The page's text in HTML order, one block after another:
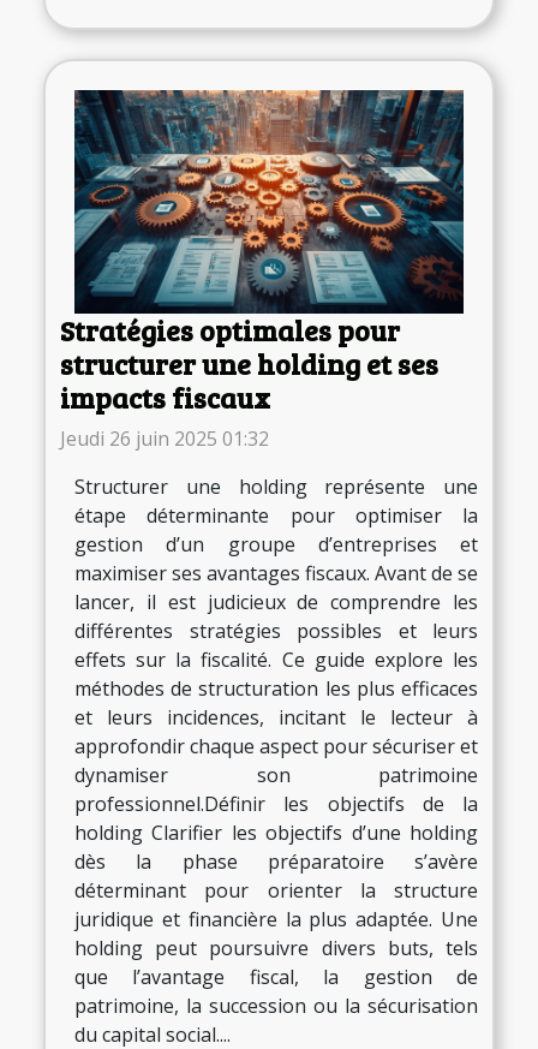
Stratégies optimales pour
structurer une holding et ses
impacts fiscaux
Jeudi 26 juin 2025 01:32
Structurer une holding représente une
étape déterminante pour optimiser la
gestion d’un groupe d’entreprises et
maximiser ses avantages fiscaux. Avant de se
lancer, il est judicieux de comprendre les
différentes stratégies possibles et leurs
effets sur la fiscalité. Ce guide explore les
méthodes de structuration les plus efficaces
et leurs incidences, incitant le lecteur à
approfondir chaque aspect pour sécuriser et
dynamiser son patrimoine
professionnel.Définir les objectifs de la
holding Clarifier les objectifs d’une holding
dès la phase préparatoire s’avère
déterminant pour orienter la structure
juridique et financière la plus adaptée. Une
holding peut poursuivre divers buts, tels
que l’avantage fiscal, la gestion de
patrimoine, la succession ou la sécurisation
du capital social....